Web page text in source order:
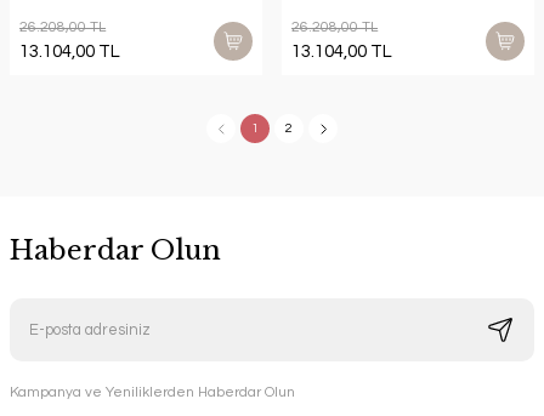
26.208,00 TL
13.104,00 TL
26.208,00 TL
13.104,00 TL
1 2
Haberdar Olun
Kampanya ve Yeniliklerden Haberdar Olun